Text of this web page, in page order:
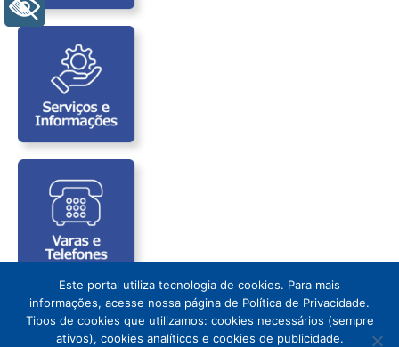
Este portal utiliza tecnologia de cookies. Para mais
informações, acesse nossa página de Política de Privacidade.
Tipos de cookies que utilizamos: cookies necessários (sempre
ativos), cookies analíticos e cookies de publicidade.
+ Acessibilidade